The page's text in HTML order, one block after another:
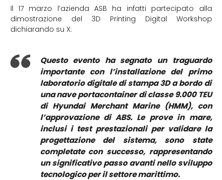
Il 17 marzo l’azienda ASB ha infatti partecipato alla
dimostrazione del 3D Printing Digital Workshop
dichiarando su X:
Questo evento ha segnato un traguardo
importante con l’installazione del primo
laboratorio digitale di stampa 3D a bordo di
una nave portacontainer di classe 9.000 TEU
di Hyundai Merchant Marine (HMM), con
l’approvazione di ABS. Le prove in mare,
inclusi i test prestazionali per validare la
progettazione del sistema, sono state
completate con successo, rappresentando
un significativo passo avanti nello sviluppo
tecnologico per il settore marittimo.